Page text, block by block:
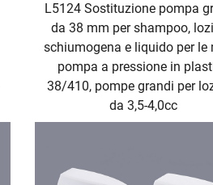
L5124 Sostituzione pompa
da 38 mm per shampoo,
schiumogena e liquido per le
pompa a pressione in
38/410, pompe grandi per
da 3,5-4,0cc